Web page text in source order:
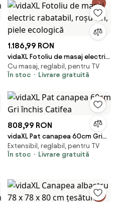
1.186,99 RON
vidaXL Fotoliu de masaj electric
rabatabil, roșu vin, piele
ecologică
Cu masaj, reglabil, pentru TV
În stoc
Livrare gratuită
808,99 RON
vidaXL Pat canapea 60cm Gri
închis Catifea
Extensibil, reglabil, pentru TV
În stoc
Livrare gratuită